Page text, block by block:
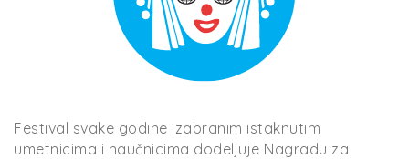
Festival svake godine izabranim istaknutim
umetnicima i naučnicima dodeljuje Nagradu za